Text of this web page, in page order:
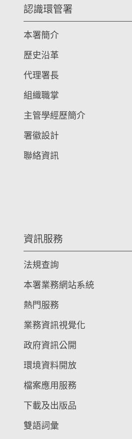
認識環管署
本署簡介
歷史沿革
代理署長
組織職掌
主管學經歷簡介
署徽設計
聯絡資訊
資訊服務
法規查詢
本署業務網站系統
熱門服務
業務資訊視覺化
政府資訊公開
環境資料開放
檔案應用服務
下載及出版品
雙語詞彙